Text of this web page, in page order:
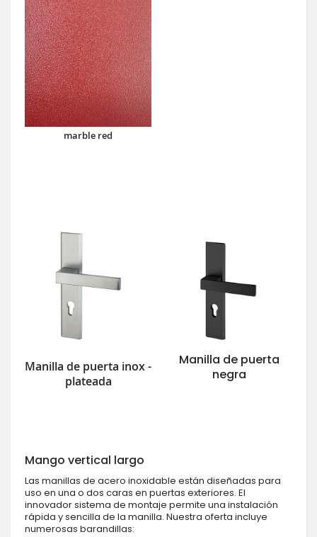
marble red
Manilla de puerta inox -
plateada
Manilla de puerta
negra
Mango vertical largo
Las manillas de acero inoxidable están diseñadas para
uso en una o dos caras en puertas exteriores. El
innovador sistema de montaje permite una instalación
rápida y sencilla de la manilla. Nuestra oferta incluye
numerosas barandillas: